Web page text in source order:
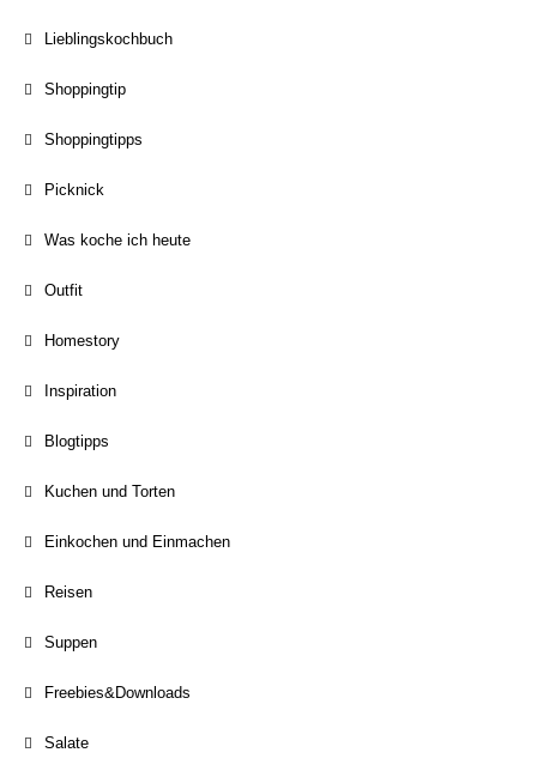
Lieblingskochbuch
Shoppingtip
Shoppingtipps
Picknick
Was koche ich heute
Outfit
Homestory
Inspiration
Blogtipps
Kuchen und Torten
Einkochen und Einmachen
Reisen
Suppen
Freebies&Downloads
Salate